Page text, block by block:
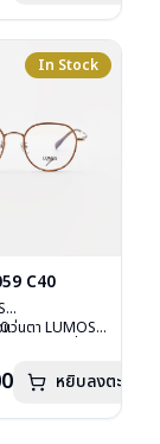
ม
ว่น , ผ้าเช็ดแว่น
In Stock
C40
ง
ว่น , ผ้าเช็ดแว่น
ว่นตา LUMOS
หยิบลงตะกร้า